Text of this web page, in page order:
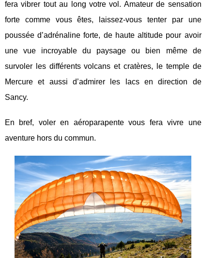
fera vibrer tout au long votre vol. Amateur de sensation
forte comme vous êtes, laissez-vous tenter par une
poussée d’adrénaline forte, de haute altitude pour avoir
une vue incroyable du paysage ou bien même de
survoler les différents volcans et cratères, le temple de
Mercure et aussi d’admirer les lacs en direction de
Sancy.
En bref, voler en aéroparapente vous fera vivre une
aventure hors du commun.